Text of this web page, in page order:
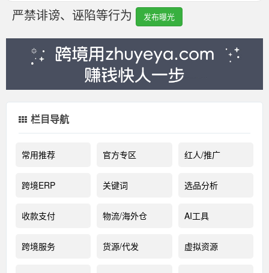
严禁诽谤、诬陷等行为 发布曝光
栏目导航
常用推荐 官方专区 红人/推广
跨境ERP 关键词 选品分析
收款支付 物流/海外仓 AI工具
跨境服务 货源/代发 虚拟资源